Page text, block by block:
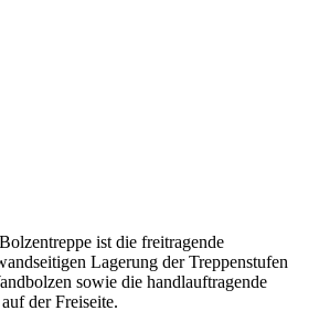
ist die freitragende
Lagerung der Treppenstufen
sowie die handlauftragende
der Freiseite.